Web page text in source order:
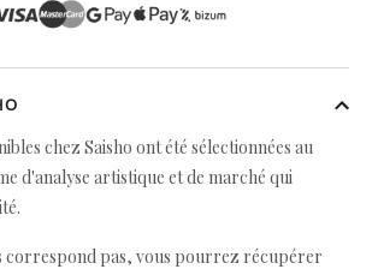
chez Saisho ont été sélectionnées au
d'analyse artistique et de marché qui
correspond pas, vous pourrez récupérer